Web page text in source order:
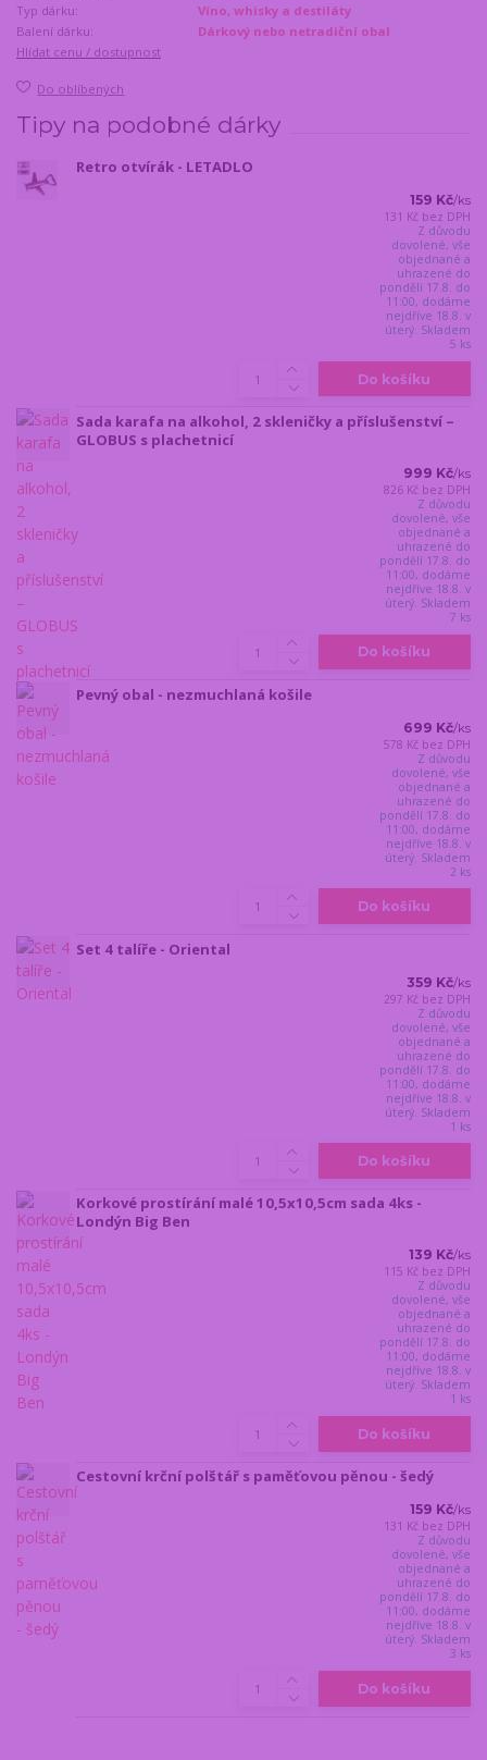
Typ dárku:
Víno, whisky a destiláty
Balení dárku:
Dárkový nebo netradiční obal
Hlídat cenu / dostupnost
Do oblíbených
Tipy na podobné dárky
Retro otvírák - LETADLO
159 Kč/ks
131 Kč bez DPH
Z důvodu
dovolené, vše
objednané a
uhrazené do
pondělí 17.8. do
11:00, dodáme
nejdříve 18.8. v
úterý. Skladem
5 ks
Do košíku
Sada karafa na alkohol, 2 skleničky a příslušenství –
GLOBUS s plachetnicí
999 Kč/ks
826 Kč bez DPH
Z důvodu
dovolené, vše
objednané a
uhrazené do
pondělí 17.8. do
11:00, dodáme
nejdříve 18.8. v
úterý. Skladem
7 ks
Do košíku
Pevný obal - nezmuchlaná košile
699 Kč/ks
578 Kč bez DPH
Z důvodu
dovolené, vše
objednané a
uhrazené do
pondělí 17.8. do
11:00, dodáme
nejdříve 18.8. v
úterý. Skladem
2 ks
Do košíku
Set 4 talíře - Oriental
359 Kč/ks
297 Kč bez DPH
Z důvodu
dovolené, vše
objednané a
uhrazené do
pondělí 17.8. do
11:00, dodáme
nejdříve 18.8. v
úterý. Skladem
1 ks
Do košíku
Korkové prostírání malé 10,5x10,5cm sada 4ks -
Londýn Big Ben
139 Kč/ks
115 Kč bez DPH
Z důvodu
dovolené, vše
objednané a
uhrazené do
pondělí 17.8. do
11:00, dodáme
nejdříve 18.8. v
úterý. Skladem
1 ks
Do košíku
Cestovní krční polštář s paměťovou pěnou - šedý
159 Kč/ks
131 Kč bez DPH
Z důvodu
dovolené, vše
objednané a
uhrazené do
pondělí 17.8. do
11:00, dodáme
nejdříve 18.8. v
úterý. Skladem
3 ks
Do košíku